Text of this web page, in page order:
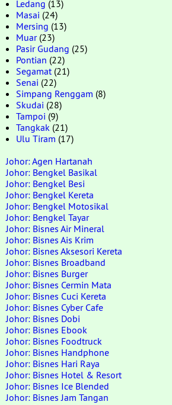
Ledang (13)
Masai (24)
Mersing (13)
Muar(23)
Pasir Gudang (25)
Pontian (22)
Segamat(21)
Senai (22)
Simpang Renggam (8)
Skudai (28)
Tampoi (9)
Tangkak (21)
Ulu Tiram (17)
Johor: Agen Hartanah
Johor: Bengkel Basikal
Johor: Bengkel Besi
Johor: Bengkel Kereta
Johor: Bengkel Motosikal
Johor: Bengkel Tayar
Johor: Bisnes Air Mineral
Johor: Bisnes Ais Krim
Johor: Bisnes Aksesori Kereta
Johor: Bisnes Broadband
Johor: Bisnes Burger
Johor: Bisnes Cermin Mata
Johor: Bisnes Cuci Kereta
Johor: Bisnes Cyber Cafe
Johor: Bisnes Dobi
Johor: Bisnes Ebook
Johor: Bisnes Foodtruck
Johor: Bisnes Handphone
Johor: Bisnes Hari Raya
Johor: Bisnes Hotel & Resort
Johor: Bisnes Ice Blended
Johor: Bisnes Jam Tangan